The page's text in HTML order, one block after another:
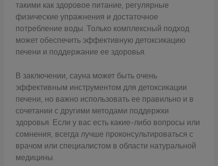
такими как здоровое питание, регулярные
физические упражнения и достаточное
потребление воды. Только комплексный подход
может обеспечить эффективную детоксикацию
печени и поддержание ее здоровья.
В заключении, сауна может быть очень
эффективным инструментом для детоксикации
печени, но важно использовать ее правильно и в
сочетании с другими методами поддержки
здоровья. Если у вас есть какие-либо вопросы или
сомнения, всегда лучше проконсультироваться с
врачом или специалистом в области натуральной
медицины.